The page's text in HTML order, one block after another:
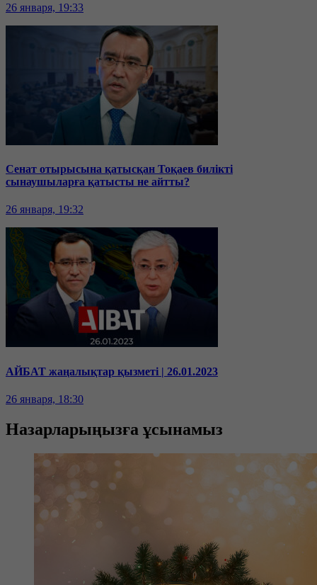
26 января, 19:33
Сенат отырысына қатысқан Тоқаев билікті
сынаушыларға қатысты не айтты?
26 января, 19:32
АЙБАТ жаңалықтар қызметі | 26.01.2023
26 января, 18:30
Назарларыңызға ұсынамыз